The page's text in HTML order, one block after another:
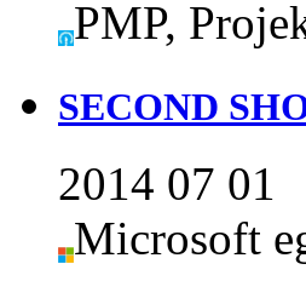
PMP,
SECOND
2014 07 01
Microsoft